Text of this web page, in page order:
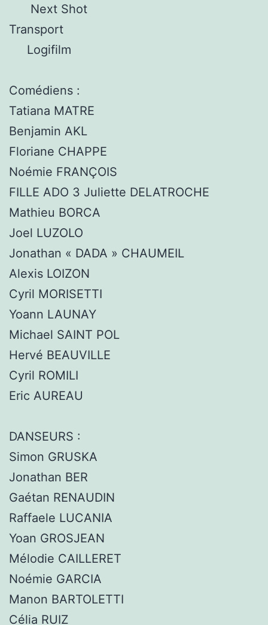
Next Shot
Transport
Logifilm
Comédiens :
Tatiana MATRE
Benjamin AKL
Floriane CHAPPE
Noémie FRANÇOIS
FILLE ADO 3 Juliette DELATROCHE
Mathieu BORCA
Joel LUZOLO
Jonathan « DADA » CHAUMEIL
Alexis LOIZON
Cyril MORISETTI
Yoann LAUNAY
Michael SAINT POL
Hervé BEAUVILLE
Cyril ROMILI
Eric AUREAU
DANSEURS :
Simon GRUSKA
Jonathan BER
Gaétan RENAUDIN
Raffaele LUCANIA
Yoan GROSJEAN
Mélodie CAILLERET
Noémie GARCIA
Manon BARTOLETTI
Célia RUIZ